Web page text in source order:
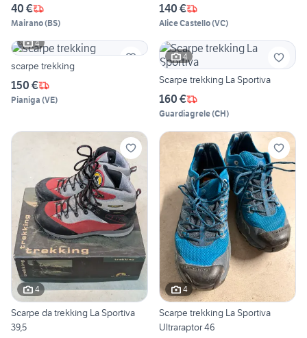
40 €
Mairano(BS)
140 €
Alice Castello(VC)
4
scarpe trekking
150 €
Pianiga (VE)
4
Scarpe trekking La Sportiva
160 €
Guardiagrele(CH)
4
Scarpe da trekking La Sportiva
39,5
4
Scarpe trekking La Sportiva
Ultraraptor 46